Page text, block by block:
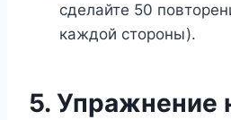
сделайте 50
каждой стороны).
5. Упражнение